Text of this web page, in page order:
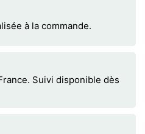
à la commande.
Suivi disponible dès